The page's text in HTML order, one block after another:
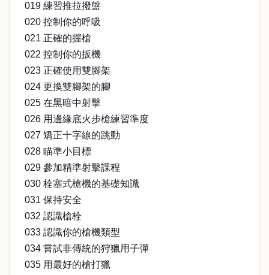
019 練習推拉撥盤
020 控制你的呼吸
021 正確的握槍
022 控制你的扳機
023 正確使用雙腳架
024 更換雙腳架的腳
025 在黑暗中射擊
026 用邊緣底火步槍練習準度
027 矯正十字線的跳動
028 瞄準小目標
029 參加精準射擊課程
030 栓塞式槍機的基礎知識
031 保持安全
032 認識槍栓
033 認識你的槍機類型
034 嘗試非傳統的狩獵用子彈
035 用最好的槍打獵